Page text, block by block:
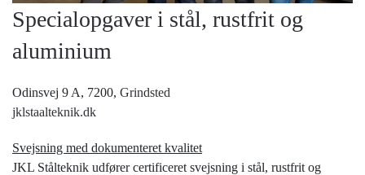
Specialopgaver i stål, rustfrit og
aluminium
Odinsvej 9 A, 7200, Grindsted
jklstaalteknik.dk
Svejsning med dokumenteret kvalitet
JKL Stålteknik udfører certificeret svejsning i stål, rustfrit og